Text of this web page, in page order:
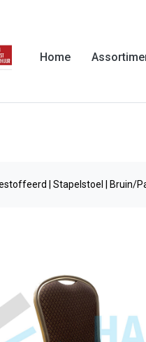
Home
| Stapelstoel | Bruin/